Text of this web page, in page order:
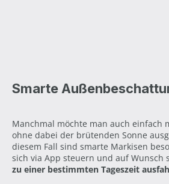
Smarte
Manchmal möchte man auch einfach
ohne dabei der brütenden Sonne
diesem Fall sind smarte Markisen
sich via App steuern und auf Wunsch
zu einer bestimmten Tageszeit